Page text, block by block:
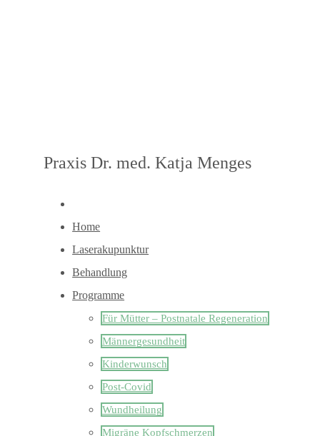
Praxis Dr. med. Katja Menges
Home
Laserakupunktur
Behandlung
Programme
Für Mütter – Postnatale Regeneration
Männergesundheit
Kinderwunsch
Post-Covid
Wundheilung
Migräne Kopfschmerzen